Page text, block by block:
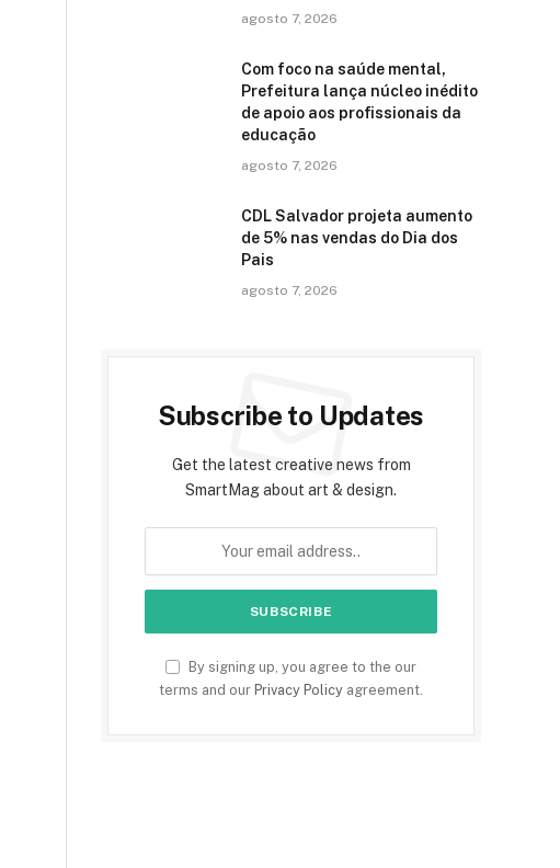
agosto 7, 2026
Com foco na saúde mental,
Prefeitura lança núcleo inédito
de apoio aos profissionais da
educação
agosto 7, 2026
CDL Salvador projeta aumento
de 5% nas vendas do Dia dos
Pais
agosto 7, 2026
Subscribe to Updates
Get the latest creative news from
SmartMag about art & design.
By signing up, you agree to the our
terms and our Privacy Policy agreement.